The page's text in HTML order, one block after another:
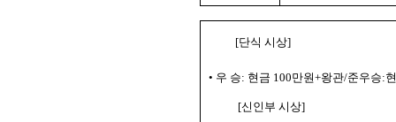
[단식 시상]
• 우 승: 현금 100만원+왕관/준우승:
[신인부 시상]